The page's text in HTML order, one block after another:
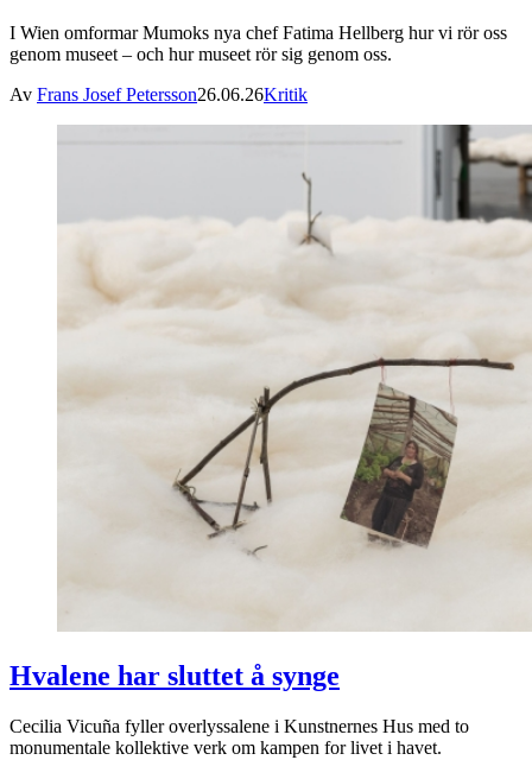
I Wien omformar Mumoks nya chef Fatima Hellberg hur vi rör oss
genom museet – och hur museet rör sig genom oss.
Av Frans Josef Petersson26.06.26Kritik
Hvalene har sluttet å synge
Cecilia Vicuña fyller overlyssalene i Kunstnernes Hus med to
monumentale kollektive verk om kampen for livet i havet.